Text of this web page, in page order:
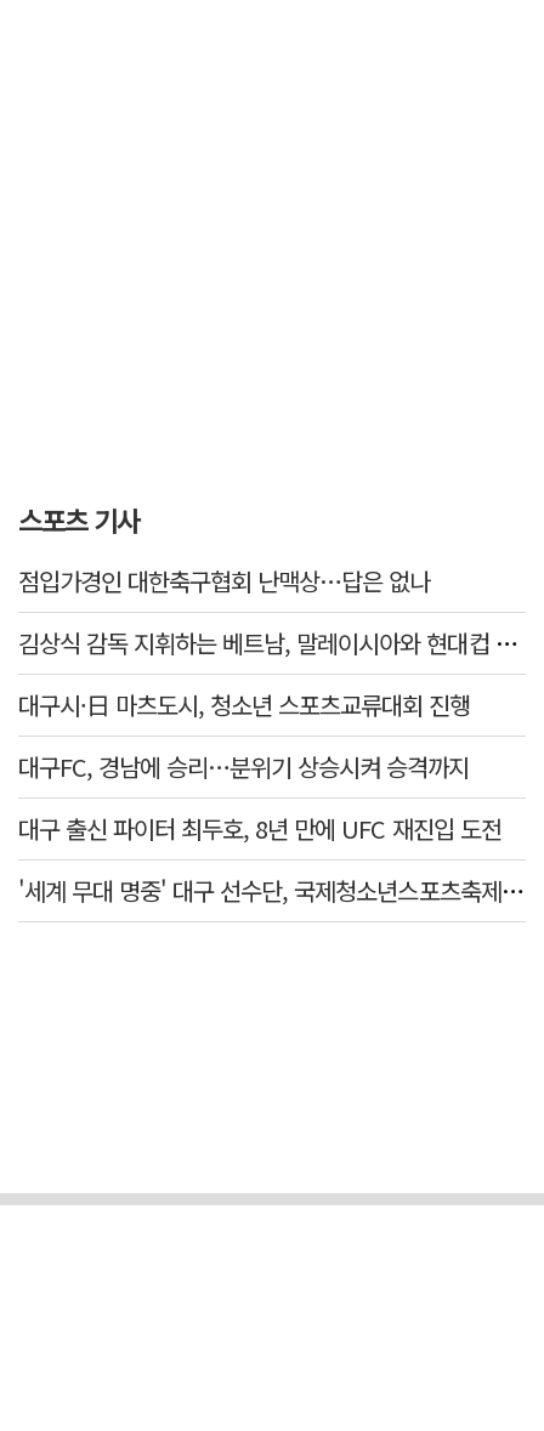
스포츠 기사
점입가경인 대한축구협회 난맥상…답은 없나
김상식 감독 지휘하는 베트남, 말레이시아와 현대컵 4강 격돌
대구시·日 마츠도시, 청소년 스포츠교류대회 진행
대구FC, 경남에 승리…분위기 상승시켜 승격까지
대구 출신 파이터 최두호, 8년 만에 UFC 재진입 도전
'세계 무대 명중' 대구 선수단, 국제청소년스포츠축제 금1·동4개